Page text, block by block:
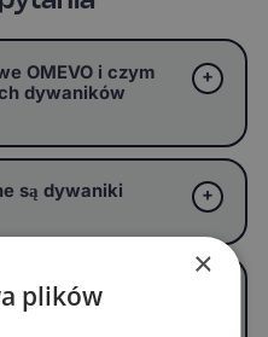
OMEVO i czym
dywaników
są dywaniki
są
modelu
×
plików